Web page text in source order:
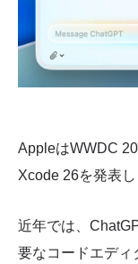
AppleはWWDC
Xcode 26を発表し
近年では、
要なコードエディ